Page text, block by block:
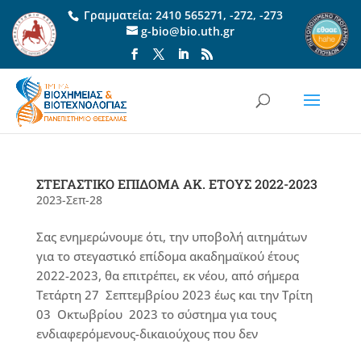
Γραμματεία: 2410 565271, -272, -273
g-bio@bio.uth.gr
ΣΤΕΓΑΣΤΙΚΟ ΕΠΙΔΟΜΑ ΑΚ. ΕΤΟΥΣ 2022-2023
2023-Σεπ-28
Σας ενημερώνουμε ότι, την υποβολή αιτημάτων
για το στεγαστικό επίδομα ακαδημαϊκού έτους
2022-2023, θα επιτρέπει, εκ νέου, από σήμερα
Τετάρτη 27 Σεπτεμβρίου 2023 έως και την Τρίτη
03 Οκτωβρίου 2023 το σύστημα για τους
ενδιαφερόμενους-δικαιούχους που δεν